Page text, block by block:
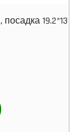
19.2*13